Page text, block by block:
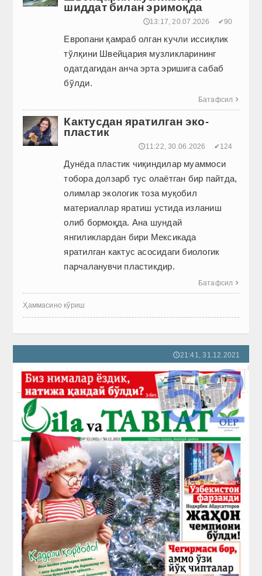
шиддат билан эримоқда
🕔13:17, 20.07.2026 ✔90
Европани қамраб олган кучли иссиқлик
тўлқини Швейцария музликларининг
одатдагидан анча эрта эришига сабаб
бўлди.
Батафсил 
Кактусдан яратилган эко-
пластик
🕔11:22, 30.06.2026 ✔124
Дунёда пластик чиқиндилар муаммоси
тобора долзарб тус олаётган бир пайтда,
олимлар экологик тоза муқобил
материаллар яратиш устида изланиш
олиб бормоқда. Ана шундай
янгиликлардан бири Мексикада
яратилган кактус асосидаги биологик
парчаланувчи пластикдир.
Батафсил 
Ҳаммасино кўриш
🕔21:41, 31.12.2021
52